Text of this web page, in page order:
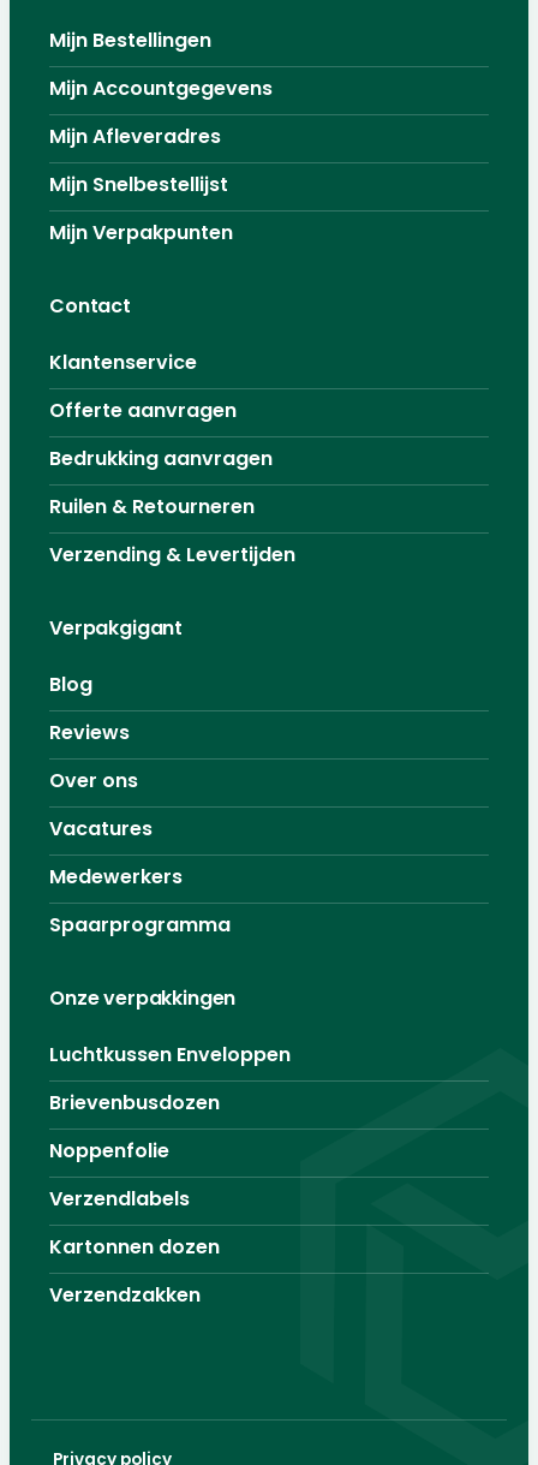
Mijn Bestellingen
Mijn Accountgegevens
Mijn Afleveradres
Mijn Snelbestellijst
Mijn Verpakpunten
Contact
Klantenservice
Offerte aanvragen
Bedrukking aanvragen
Ruilen & Retourneren
Verzending & Levertijden
Verpakgigant
Blog
Reviews
Over ons
Vacatures
Medewerkers
Spaarprogramma
Onze verpakkingen
Luchtkussen Enveloppen
Brievenbusdozen
Noppenfolie
Verzendlabels
Kartonnen dozen
Verzendzakken
Privacy policy